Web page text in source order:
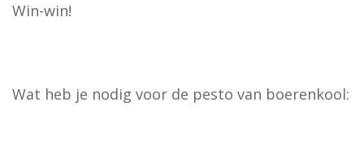
Win-win!
Wat heb je nodig voor de pesto van boerenkool: